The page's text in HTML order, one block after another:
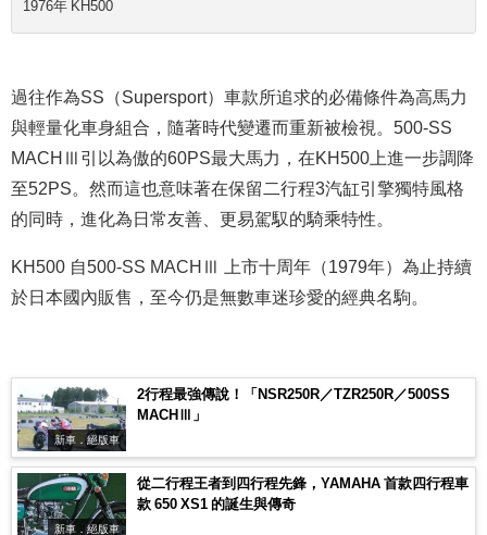
1976年 KH500
過往作為SS（Supersport）車款所追求的必備條件為高馬力
與輕量化車身組合，隨著時代變遷而重新被檢視。500-SS
MACHⅢ引以為傲的60PS最大馬力，在KH500上進一步調降
至52PS。然而這也意味著在保留二行程3汽缸引擎獨特風格
的同時，進化為日常友善、更易駕馭的騎乘特性。
KH500 自500-SS MACHⅢ 上市十周年（1979年）為止持續
於日本國內販售，至今仍是無數車迷珍愛的經典名駒。
新車．絕版車
2行程最強傳說！「NSR250R／TZR250R／500SS
MACHⅢ」
新車．絕版車
從二行程王者到四行程先鋒，YAMAHA 首款四行程車
款 650 XS1 的誕生與傳奇